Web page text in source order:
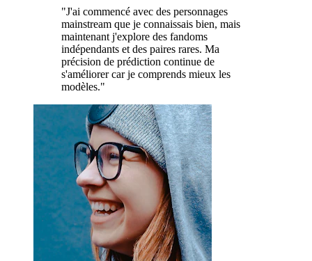
"J'ai commencé avec des personnages
mainstream que je connaissais bien, mais
maintenant j'explore des fandoms
indépendants et des paires rares. Ma
précision de prédiction continue de
s'améliorer car je comprends mieux les
modèles."